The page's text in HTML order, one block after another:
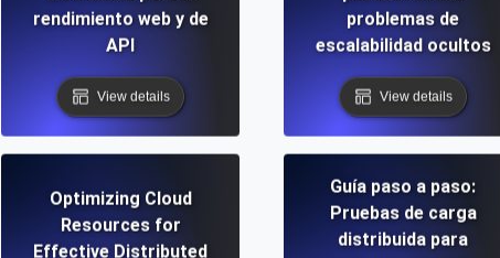
rendimiento web y de
API
View details
problemas de
escalabilidad ocultos
View details
Optimizing Cloud
Resources for
Effective Distributed
Guía paso a paso:
Pruebas de carga
distribuida para